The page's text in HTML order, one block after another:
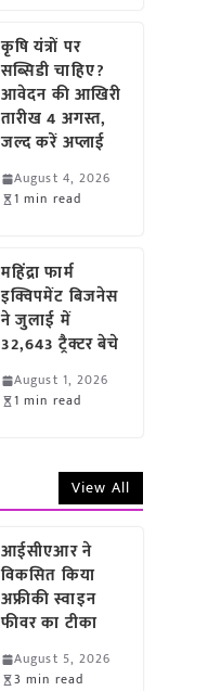
कृषि यंत्रों पर
सब्सिडी चाहिए?
आवेदन की आखिरी
तारीख 4 अगस्त,
जल्द करें अप्लाई
August 4, 2026
1 min read
महिंद्रा फार्म
इक्विपमेंट बिजनेस
ने जुलाई में
32,643 ट्रैक्टर बेचे
August 1, 2026
1 min read
View All
आईसीएआर ने
विकसित किया
अफ्रीकी स्वाइन
फीवर का टीका
August 5, 2026
3 min read